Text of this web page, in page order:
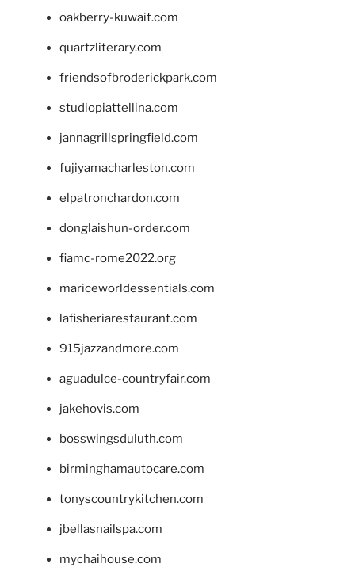
oakberry-kuwait.com
quartzliterary.com
friendsofbroderickpark.com
studiopiattellina.com
jannagrillspringfield.com
fujiyamacharleston.com
elpatronchardon.com
donglaishun-order.com
fiamc-rome2022.org
mariceworldessentials.com
lafisheriarestaurant.com
915jazzandmore.com
aguadulce-countryfair.com
jakehovis.com
bosswingsduluth.com
birminghamautocare.com
tonyscountrykitchen.com
jbellasnailspa.com
mychaihouse.com